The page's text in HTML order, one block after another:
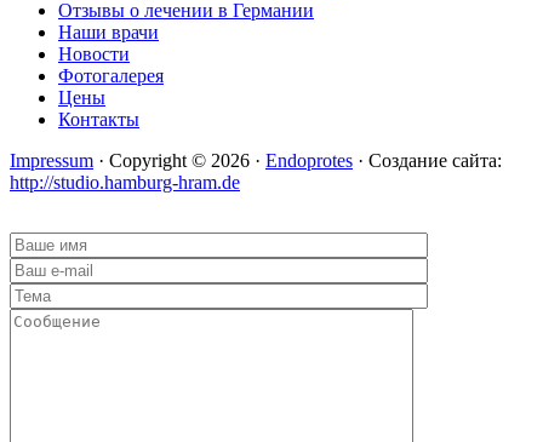
Отзывы о лечении в Германии
Наши врачи
Новости
Фотогалерея
Цены
Контакты
Impressum · Copyright © 2026 · Endoprotes · Создание сайта:
http://studio.hamburg-hram.de